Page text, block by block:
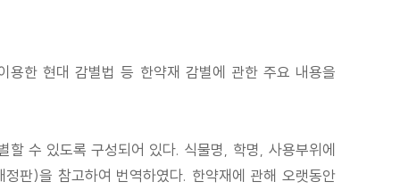
용한 현대 감별법 등 한약재 감별에 관한 주요 내용을
할 수 있도록 구성되어 있다. 식물명, 학명, 사용부위에
정판)을 참고하여 번역하였다. 한약재에 관해 오랫동안